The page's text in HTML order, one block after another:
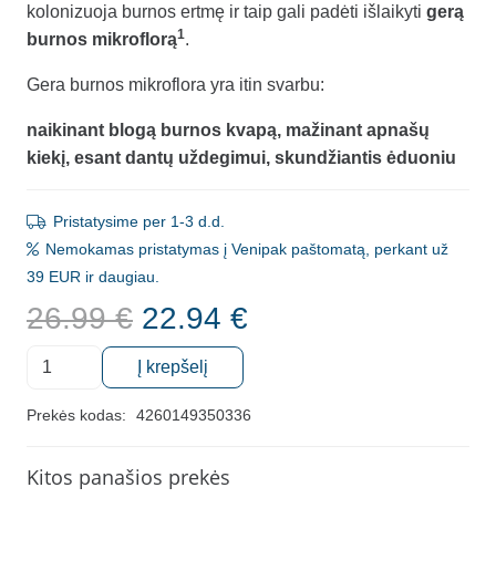
kolonizuoja burnos ertmę ir taip gali padėti išlaikyti gerą
burnos mikroflorą1.
Gera burnos mikroflora yra itin svarbu:
naikinant blogą burnos kvapą, mažinant apnašų
kiekį, esant dantų uždegimui, skundžiantis ėduoniu
Pristatysime per 1-3 d.d.
Nemokamas pristatymas į Venipak paštomatą, perkant už
39 EUR ir daugiau.
26.99€ Original
price
was:
26.99 €.
22.94 €
produkto
Burnos
OraLactin
Į krepšelį
Prekės kodas: 4260149350336
Kitos panašios prekės